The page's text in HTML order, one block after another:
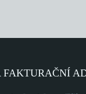
FAKTURAČNÍ